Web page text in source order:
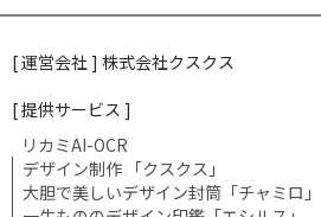
[ 運営会社 ] 株式会社クスクス
[ 提供サービス ]
リカミAI-OCR
デザイン制作 「クスクス」
大胆で美しいデザイン封筒「チャミロ」